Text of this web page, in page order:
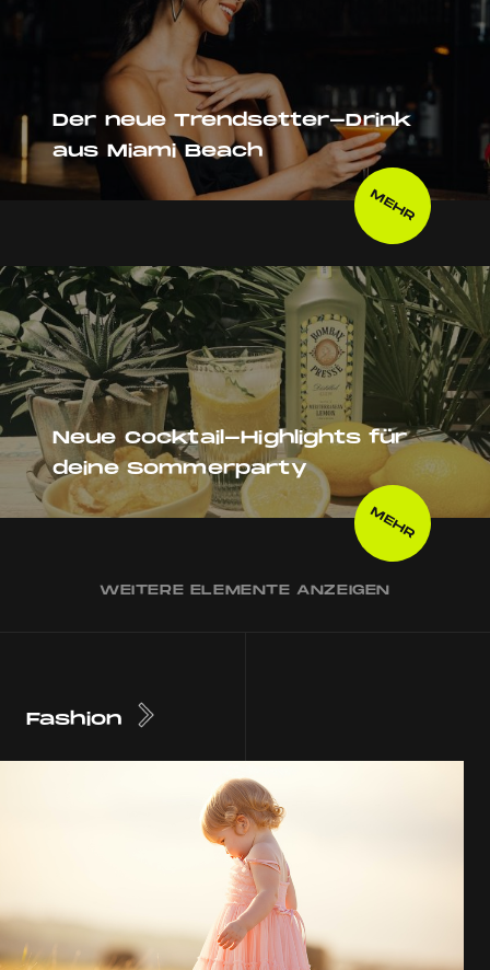
Der neue Trendsetter-Drink
aus Miami Beach
MEHR
Neue Cocktail-Highlights für
deine Sommerparty
MEHR
WEITERE ELEMENTE ANZEIGEN
Fashion